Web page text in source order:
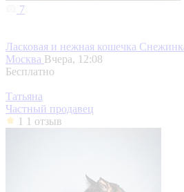
7
Ласковая и нежная кошечка
Москва Вчера, 12:08
Бесплатно
Татьяна
Частный продавец
1 1 отзыв